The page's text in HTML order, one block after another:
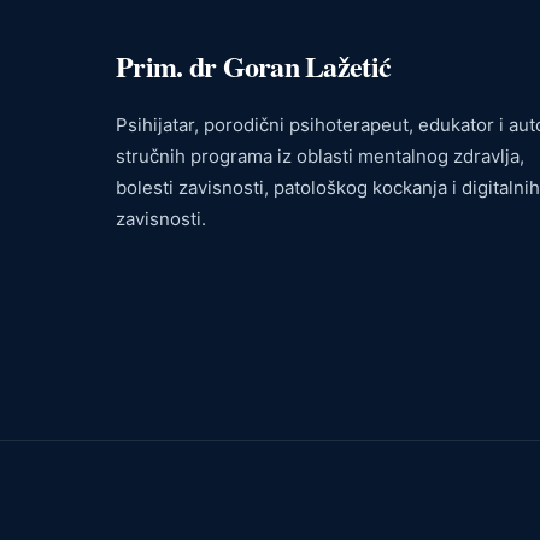
Prim. dr Goran Lažetić
Psihijatar, porodični psihoterapeut, edukator i
stručnih programa iz oblasti mentalnog zdravlja,
bolesti zavisnosti, patološkog kockanja i digitalnih
zavisnosti.